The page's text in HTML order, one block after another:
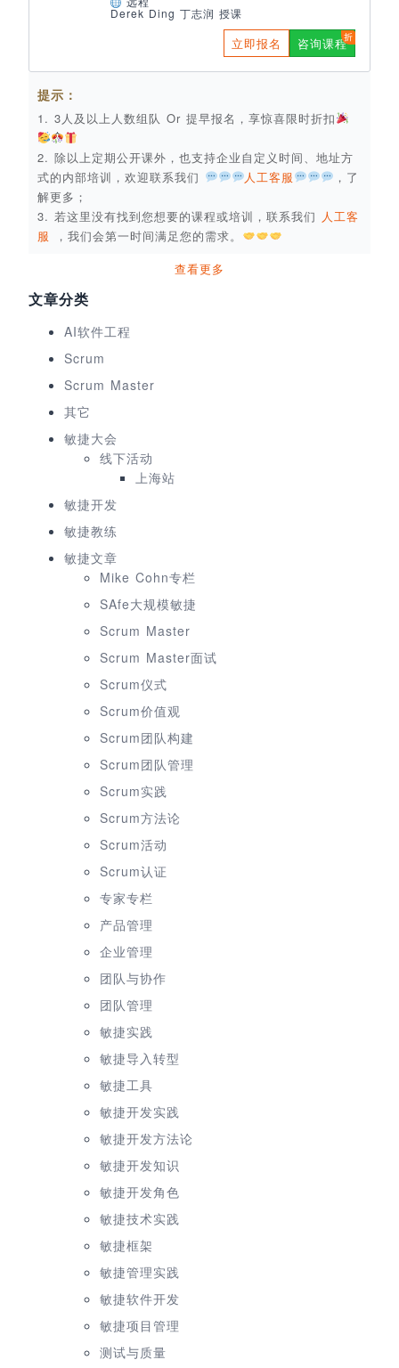
Derek Ding 丁志润 授课
立即报名 咨询课程
提示：
1. 3人及以上人数组队 Or 提早报名，享惊喜限时折扣
2. 除以上定期公开课外，也支持企业自定义时间、地址方
式的内部培训，欢迎联系我们
人工客服
，了
解更多；
3. 若这里没有找到您想要的课程或培训，联系我们 人工客
服
，我们会第一时间满足您的需求。
查看更多
文章分类
AI软件工程
Scrum
Scrum Master
其它
敏捷大会
线下活动
上海站
敏捷开发
敏捷教练
敏捷文章
Mike Cohn专栏
SAfe大规模敏捷
Scrum Master
Scrum Master面试
Scrum仪式
Scrum价值观
Scrum团队构建
Scrum团队管理
Scrum实践
Scrum方法论
Scrum活动
Scrum认证
专家专栏
产品管理
企业管理
团队与协作
团队管理
敏捷实践
敏捷导入转型
敏捷工具
敏捷开发实践
敏捷开发方法论
敏捷开发知识
敏捷开发角色
敏捷技术实践
敏捷框架
敏捷管理实践
敏捷软件开发
敏捷项目管理
测试与质量